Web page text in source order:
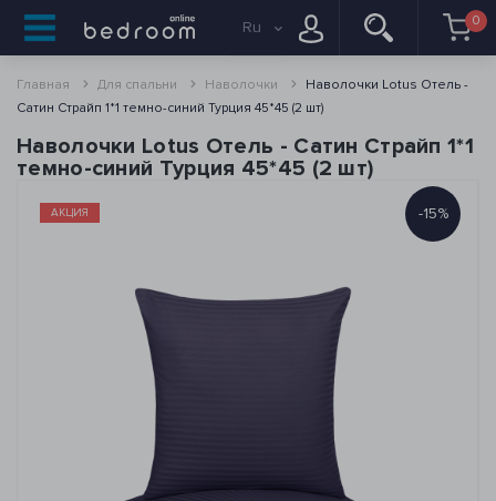
Ru 0
Главная Для спальни Наволочки
Наволочки Lotus Отель -
Сатин Страйп 1*1 темно-синий Турция 45*45 (2 шт)
Наволочки Lotus Отель - Сатин Страйп 1*1
темно-синий Турция 45*45 (2 шт)
-15%
АКЦИЯ